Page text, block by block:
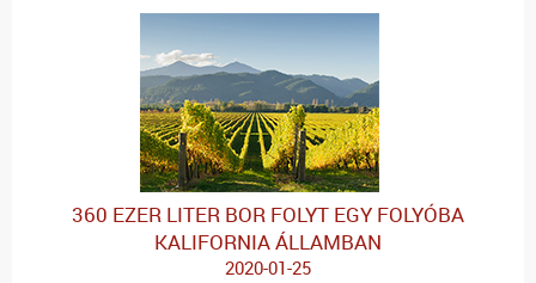
360 EZER LITER BOR FOLYT EGY FOLYÓBA
KALIFORNIA ÁLLAMBAN
2020-01-25